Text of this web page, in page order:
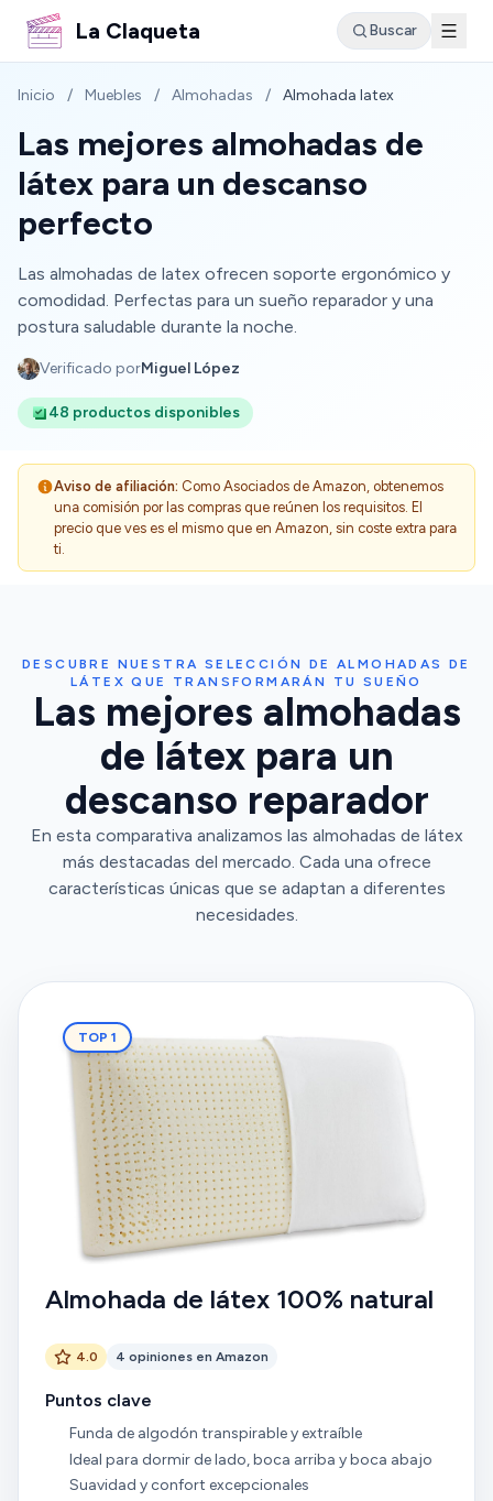
La Claqueta Buscar
Inicio / Muebles / Almohadas / Almohada latex
Las mejores almohadas de
látex para un descanso
perfecto
Las almohadas de latex ofrecen soporte ergonómico y
comodidad. Perfectas para un sueño reparador y una
postura saludable durante la noche.
Verificado porMiguel López
48 productos disponibles
Aviso de afiliación: Como Asociados de Amazon, obtenemos
una comisión por las compras que reúnen los requisitos. El
precio que ves es el mismo que en Amazon, sin coste extra para
ti.
DESCUBRE NUESTRA SELECCIÓN DE ALMOHADAS DE
LÁTEX QUE TRANSFORMARÁN TU SUEÑO
Las mejores almohadas
de látex para un
descanso reparador
En esta comparativa analizamos las almohadas de látex
más destacadas del mercado. Cada una ofrece
características únicas que se adaptan a diferentes
necesidades.
TOP 1
Almohada de látex 100% natural
4.0 4 opiniones en Amazon
Puntos clave
Funda de algodón transpirable y extraíble
Ideal para dormir de lado, boca arriba y boca abajo
Suavidad y confort excepcionales